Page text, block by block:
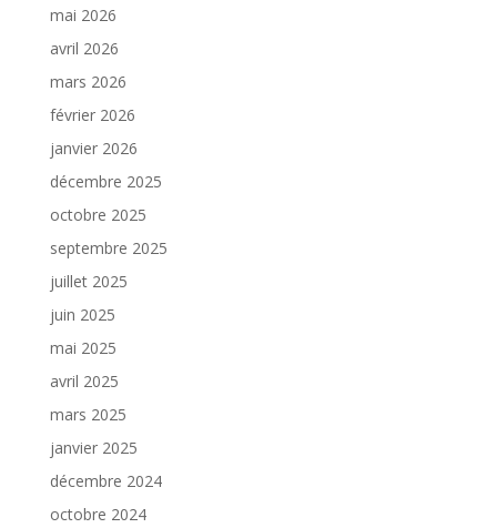
mai 2026
avril 2026
mars 2026
février 2026
janvier 2026
décembre 2025
octobre 2025
septembre 2025
juillet 2025
juin 2025
mai 2025
avril 2025
mars 2025
janvier 2025
décembre 2024
octobre 2024